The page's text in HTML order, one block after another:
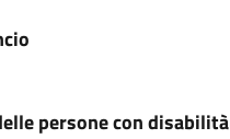
persone con disabilità